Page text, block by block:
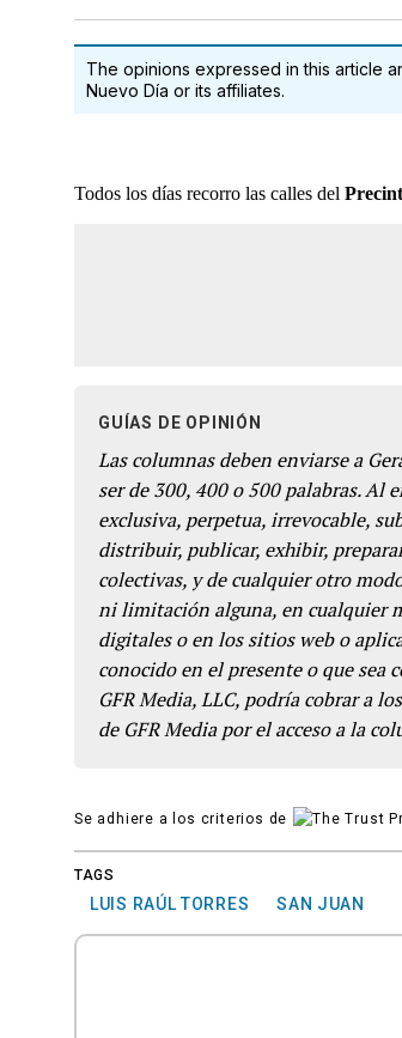
The opinions expressed in this article
Nuevo Día or its affiliates.
Todos los días recorro las calles del
GUÍAS DE OPINIÓN
Las columnas deben enviarse a
ser de 300, 400 o 500 palabras. Al
exclusiva, perpetua, irrevocable,
distribuir, publicar, exhibir,
colectivas, y de cualquier otro
ni limitación alguna, en cualquier
digitales o en los sitios web o
conocido en el presente o que sea
GFR Media, LLC, podría cobrar a
de GFR Media por el acceso a la
Se adhiere a los criterios de
TAGS
LUIS RAÚL TORRES SAN JUAN